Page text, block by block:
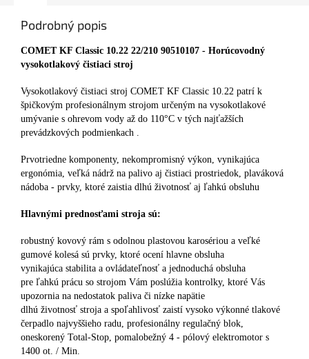
Podrobný popis
COMET KF Classic 10.22 22/210 90510107 - Horúcovodný
vysokotlakový čistiaci stroj
Vysokotlakový čistiaci stroj COMET KF Classic 10.22 patrí k
špičkovým profesionálnym strojom určeným na vysokotlakové
umývanie s ohrevom vody až do 110°C v tých najťažších
prevádzkových podmienkach .
Prvotriedne komponenty, nekompromisný výkon, vynikajúca
ergonómia, veľká nádrž na palivo aj čistiaci prostriedok, plaváková
nádoba - prvky, ktoré zaistia dlhú životnosť aj ľahkú obsluhu
Hlavnými prednosťami stroja sú:
robustný kovový rám s odolnou plastovou karosériou a veľké
gumové kolesá sú prvky, ktoré ocení hlavne obsluha
vynikajúca stabilita a ovládateľnosť a jednoduchá obsluha
pre ľahkú prácu so strojom Vám poslúžia kontrolky, ktoré Vás
upozornia na nedostatok paliva či nízke napätie
dlhú životnosť stroja a spoľahlivosť zaistí vysoko výkonné tlakové
čerpadlo najvyššieho radu, profesionálny regulačný blok,
oneskorený Total-Stop, pomalobežný 4 - pólový elektromotor s
1400 ot. / Min.